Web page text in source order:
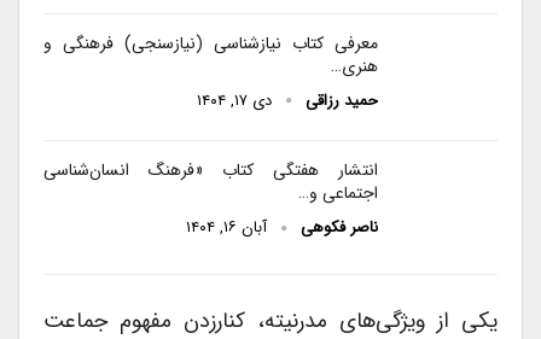
معرفی کتاب نیازشناسی (نیازسنجی) فرهنگی و
هنری…
حمید رزاقی دی ۱۷, ۱۴۰۴
انتشار هفتگی کتاب «فرهنگ انسان‌شناسی
اجتماعی و…
ناصر فکوهی آبان ۱۶, ۱۴۰۴
یکی از ویژگی‌های مدرنیته، کنارزدن مفهوم جماعت